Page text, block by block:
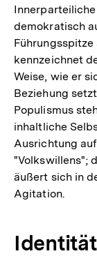
demokratisch
kennzeichnet
Weise, wie er
Beziehung
Populismus
inhaltliche
Ausrichtung
"Volkswillens";
äußert sich in
Agitation.